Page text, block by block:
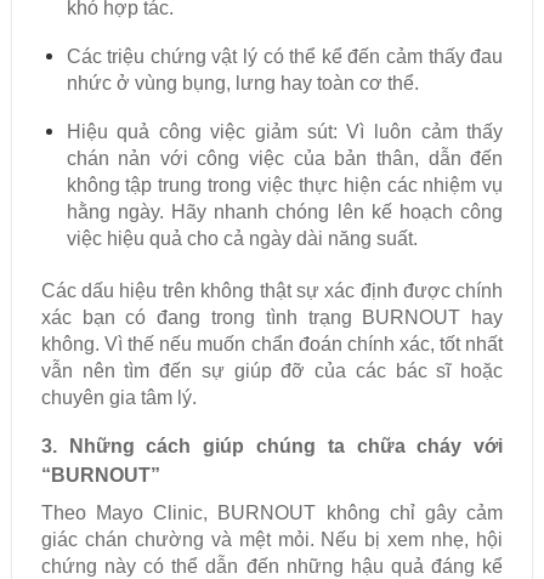
khó hợp tác.
Các triệu chứng vật lý có thể kể đến cảm thấy đau
nhức ở vùng bụng, lưng hay toàn cơ thể.
Hiệu quả công việc giảm sút: Vì luôn cảm thấy
chán nản với công việc của bản thân, dẫn đến
không tập trung trong việc thực hiện các nhiệm vụ
hằng ngày. Hãy nhanh chóng lên kế hoạch công
việc hiệu quả cho cả ngày dài năng suất.
Các dấu hiệu trên không thật sự xác định được chính
xác bạn có đang trong tình trạng BURNOUT hay
không. Vì thế nếu muốn chẩn đoán chính xác, tốt nhất
vẫn nên tìm đến sự giúp đỡ của các bác sĩ hoặc
chuyên gia tâm lý.
3. Những cách giúp chúng ta chữa cháy với
“BURNOUT”
Theo Mayo Clinic, BURNOUT không chỉ gây cảm
giác chán chường và mệt mỏi. Nếu bị xem nhẹ, hội
chứng này có thể dẫn đến những hậu quả đáng kể